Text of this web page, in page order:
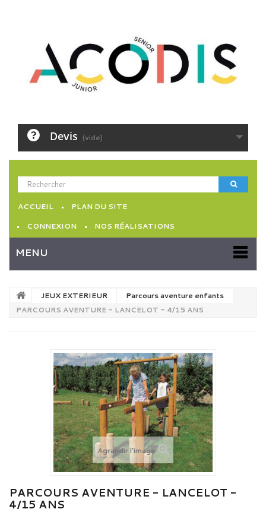
Devis (vide)
ACCUEIL
PLAN DU SITE
CONNEXION
NOS RÉALISATIONS
MENU
JEUX EXTERIEUR
Parcours aventure enfants
PARCOURS AVENTURE - LANCELOT - 4/15 ANS
Agrandir l'image
PARCOURS AVENTURE - LANCELOT -
4/15 ANS